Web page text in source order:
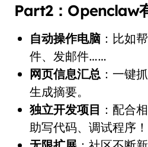
Part2：Openclaw
自动操作电脑：比如
件、发邮件……
网页信息汇总：一键
生成摘要。
独立开发项目 ：配合
助写代码、调试程序！